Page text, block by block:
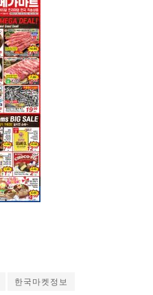
한국마켓정보